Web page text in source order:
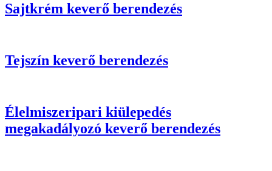
Sajtkrém keverő berendezés
Tejszín keverő berendezés
Élelmiszeripari kiülepedés
megakadályozó keverő berendezés